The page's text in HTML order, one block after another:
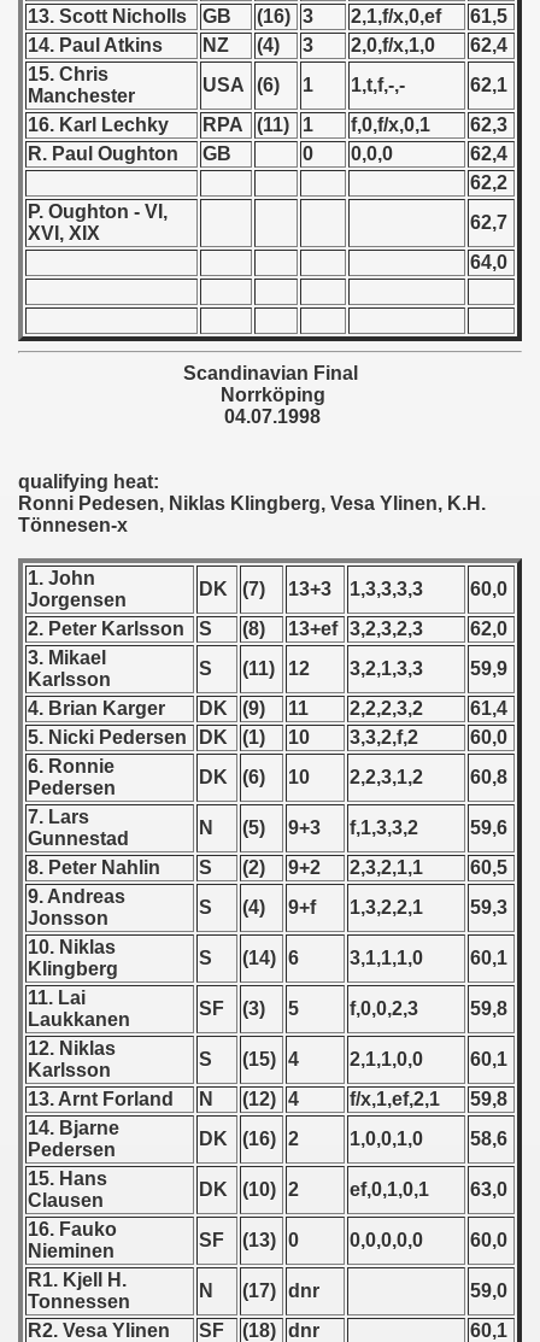
13. Scott Nicholls
GB (16) 3 2,1,f/x,0,ef
61,5
14. Paul Atkins
NZ (4) 3 2,0,f/x,1,0
62,4
15. Chris
Manchester
USA (6) 1 1,t,f,-,-
62,1
16. Karl Lechky
RPA (11) 1 f,0,f/x,0,1
62,3
R. Paul Oughton
GB 0 0,0,0
62,4
62,2
P. Oughton - VI,
XVI, XIX
62,7
64,0
Scandinavian Final
Norrköping
04.07.1998
qualifying heat:
Ronni Pedesen, Niklas Klingberg, Vesa Ylinen, K.H.
Tönnesen-x
1. John
Jorgensen
DK (7) 13+3 1,3,3,3,3
60,0
2. Peter Karlsson
S (8) 13+ef 3,2,3,2,3
62,0
3. Mikael
Karlsson
S (11) 12 3,2,1,3,3
59,9
4. Brian Karger
DK (9) 11 2,2,2,3,2
61,4
5. Nicki Pedersen
DK (1) 10 3,3,2,f,2
60,0
6. Ronnie
Pedersen
DK (6) 10 2,2,3,1,2
60,8
7. Lars
Gunnestad
N (5) 9+3 f,1,3,3,2
59,6
8. Peter Nahlin
S (2) 9+2 2,3,2,1,1
60,5
9. Andreas
Jonsson
S (4) 9+f 1,3,2,2,1
59,3
10. Niklas
Klingberg
S (14) 6 3,1,1,1,0
60,1
11. Lai
Laukkanen
SF (3) 5 f,0,0,2,3
59,8
12. Niklas
Karlsson
S (15) 4 2,1,1,0,0
60,1
13. Arnt Forland
N (12) 4 f/x,1,ef,2,1
59,8
14. Bjarne
Pedersen
DK (16) 2 1,0,0,1,0
58,6
15. Hans
Clausen
DK (10) 2 ef,0,1,0,1
63,0
16. Fauko
Nieminen
SF (13) 0 0,0,0,0,0
60,0
R1. Kjell H.
Tonnessen
N (17) dnr
59,0
R2. Vesa Ylinen
SF (18) dnr
60,1
- 1952
- 1953
- 1955
- 1956
- 1957
- 1960
- 1962
- 1963
- 1964
- 1965
- 1966
- 1967
- 1968
- 1969
- 1970